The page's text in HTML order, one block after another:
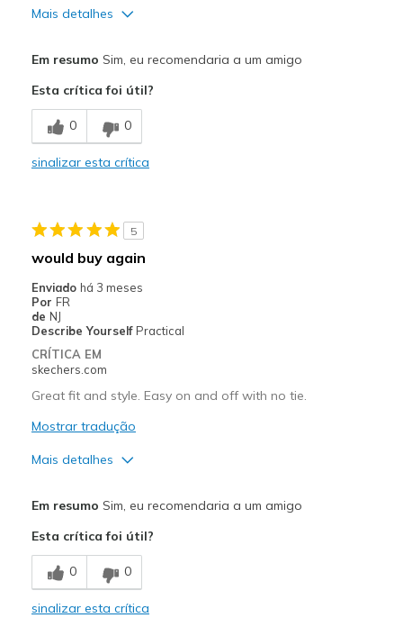
Mais detalhes
Breathe Well
Comfortable
View On Shoes
Em resumo Sim, eu recomendaria a um amigo
Esta crítica foi útil?
0 0
sinalizar esta crítica
5
would buy again
Enviado há 3 meses
Por FR
de NJ
Describe Yourself Practical
CRÍTICA EM
skechers.com
Great fit and style. Easy on and off with no tie.
Mostrar tradução
Mais detalhes
Comfortable
Stylish
Em resumo Sim, eu recomendaria a um amigo
Esta crítica foi útil?
0 0
sinalizar esta crítica